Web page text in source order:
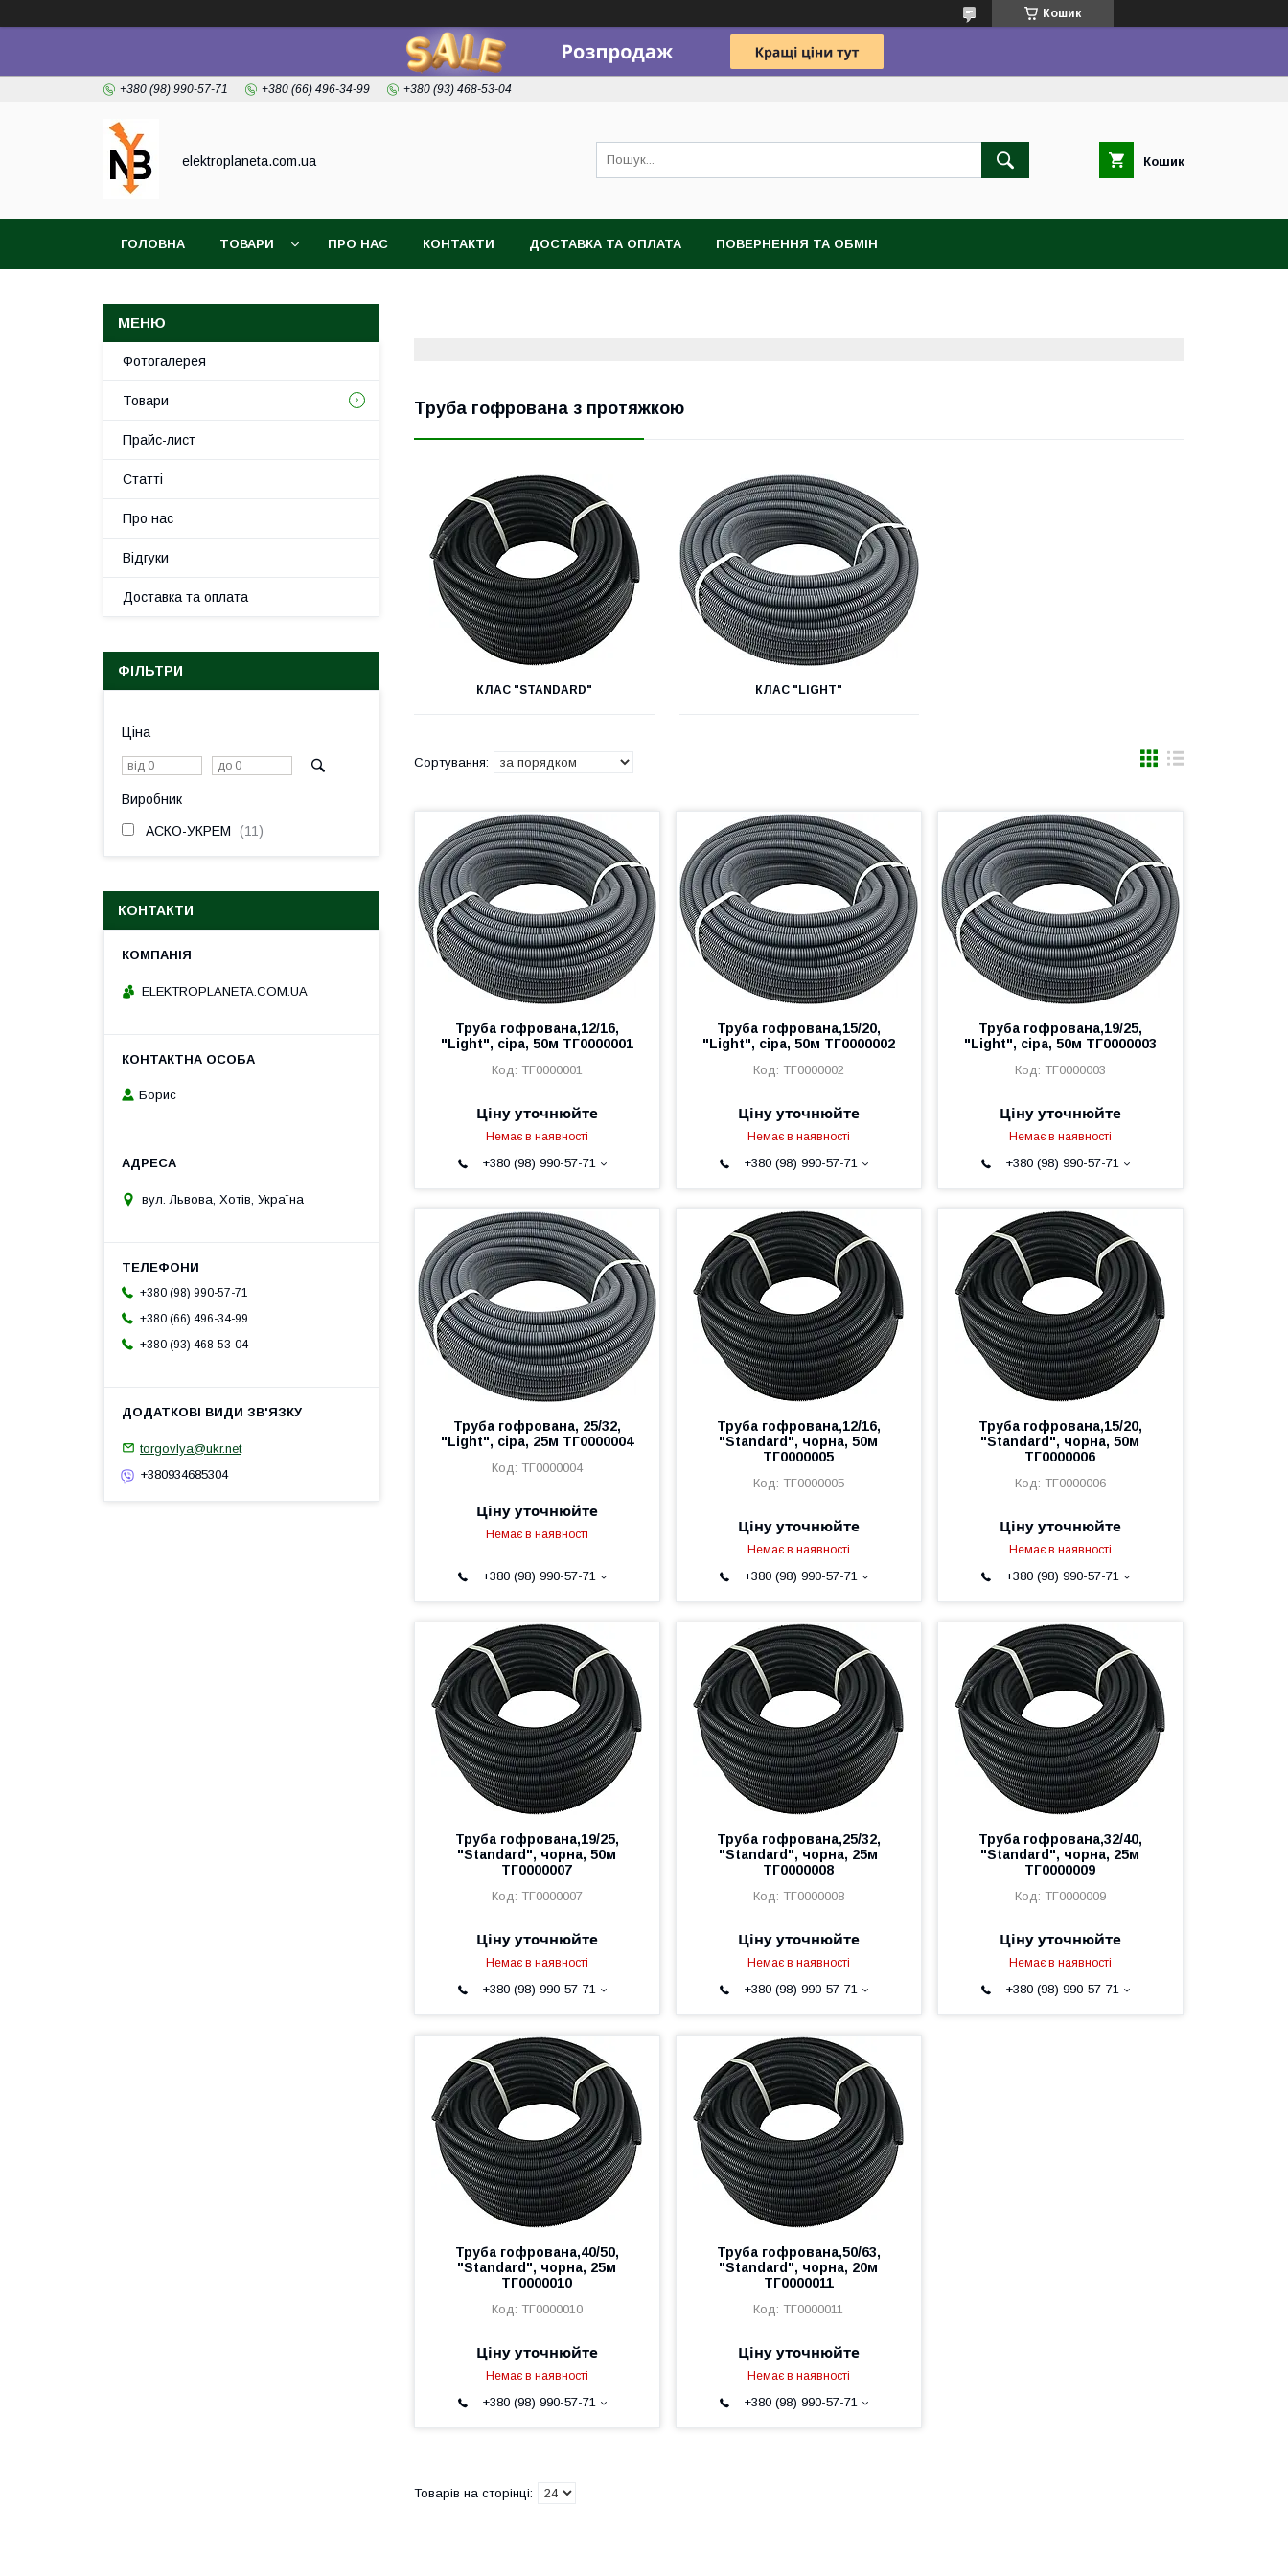
Кошик
+380 (98) 990-57-71 +380 (66) 496-34-99 +380 (93) 468-53-04
elektroplaneta.com.ua Кошик
ГОЛОВНА ТОВАРИ ПРО НАС КОНТАКТИ ДОСТАВКА ТА ОПЛАТА ПОВЕРНЕННЯ ТА ОБМІН
Труба гофрована з протяжкою
КЛАС "STANDARD" КЛАС "LIGHT"
Труба гофрована,12/16,
"Light", сіра, 50м ТГ0000001
ТГ0000001
Ціну уточнюйте
Немає в наявності
+380 (98) 990-57-71
Труба гофрована,15/20,
"Light", сіра, 50м ТГ0000002
ТГ0000002
Ціну уточнюйте
Немає в наявності
+380 (98) 990-57-71
Труба гофрована,19/25,
"Light", сіра, 50м ТГ0000003
ТГ0000003
Ціну уточнюйте
Немає в наявності
+380 (98) 990-57-71
Труба гофрована, 25/32,
"Light", сіра, 25м ТГ0000004
ТГ0000004
Ціну уточнюйте
Немає в наявності
+380 (98) 990-57-71
Труба гофрована,12/16,
"Standard", чорна, 50м
ТГ0000005
ТГ0000005
Ціну уточнюйте
Немає в наявності
+380 (98) 990-57-71
Труба гофрована,15/20,
"Standard", чорна, 50м
ТГ0000006
ТГ0000006
Ціну уточнюйте
Немає в наявності
+380 (98) 990-57-71
Труба гофрована,19/25,
"Standard", чорна, 50м
ТГ0000007
ТГ0000007
Ціну уточнюйте
Немає в наявності
+380 (98) 990-57-71
Труба гофрована,25/32,
"Standard", чорна, 25м
ТГ0000008
ТГ0000008
Ціну уточнюйте
Немає в наявності
+380 (98) 990-57-71
Труба гофрована,32/40,
"Standard", чорна, 25м
ТГ0000009
ТГ0000009
Ціну уточнюйте
Немає в наявності
+380 (98) 990-57-71
Труба гофрована,40/50,
"Standard", чорна, 25м
ТГ0000010
ТГ0000010
Ціну уточнюйте
Немає в наявності
+380 (98) 990-57-71
Труба гофрована,50/63,
"Standard", чорна, 20м
ТГ0000011
ТГ0000011
Ціну уточнюйте
Немає в наявності
+380 (98) 990-57-71
Фотогалерея
Товари
Прайс-лист
Статті
Про нас
Відгуки
Доставка та оплата
ФІЛЬТРИ
Ціна
Виробник
АСКО-УКРЕМ 11
КОНТАКТИ
ELEKTROPLANETA.COM.UA
Борис
вул. Львова, Хотів, Україна
+380 (98) 990-57-71
+380 (66) 496-34-99
+380 (93) 468-53-04
torgovlya@ukr.net
+380934685304